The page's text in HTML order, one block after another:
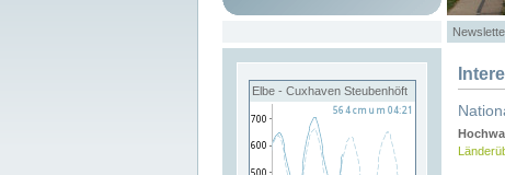
Elbe - Cuxhaven Steubenhöft